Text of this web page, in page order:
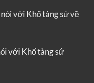
với Khố tàng sứ về
với Khố tàng sứ